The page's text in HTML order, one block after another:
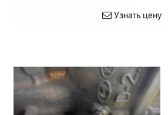
Узнать цену